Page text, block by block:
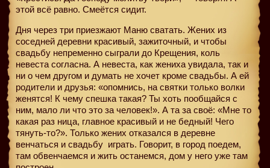
этой всё равно. Смеётся сидит.
Дня через три приезжают Маню сватать. Жених из
соседней деревни красивый, зажиточный, и чтобы
свадьбу непременно сыграли до Крещения, коль
невеста согласна. А невеста, как жениха увидала, так и
ни о чем другом и думать не хочет кроме свадьбы. А ей
родители и друзья: «опомнись, на святки только волки
женятся! К чему спешка такая? Ты хоть пообщайся с
ним, мало ли что это за человек!». А та за своё: «Мне то
какая раз ница, главное красивый и не бедный! Чего
тянуть-то?». Только жених отказался в деревне
венчаться и свадьбу играть. Говорит, в город поедем,
там обвенчаемся и жить останемся, дом у него уже там